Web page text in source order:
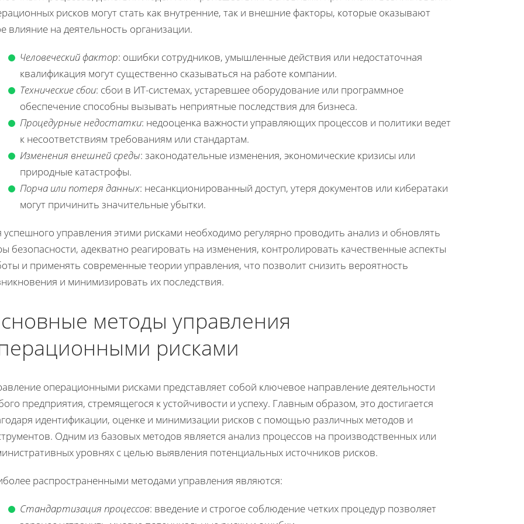
рисков могут стать как внутренние, так и внешние факторы, которые оказывают
влияние на деятельность организации.
Человеческий фактор: ошибки сотрудников, умышленные действия или недостаточная
квалификация могут существенно сказываться на работе компании.
Технические сбои: сбои в ИТ-системах, устаревшее оборудование или программное
обеспечение способны вызывать неприятные последствия для бизнеса.
Процедурные недостатки: недооценка важности управляющих процессов и политики ведет
к несоответствиям требованиям или стандартам.
Изменения внешней среды: законодательные изменения, экономические кризисы или
природные катастрофы.
Порча или потеря данных: несанкционированный доступ, утеря документов или кибератаки
могут причинить значительные убытки.
успешного управления этими рисками необходимо регулярно проводить анализ и обновлять
безопасности, адекватно реагировать на изменения, контролировать качественные аспекты
и применять современные теории управления, что позволит снизить вероятность
и минимизировать их последствия.
методы управления
рисками
операционными рисками представляет собой ключевое направление деятельности
предприятия, стремящегося к устойчивости и успеху. Главным образом, это достигается
идентификации, оценке и минимизации рисков с помощью различных методов и
Одним из базовых методов является анализ процессов на производственных или
уровнях с целью выявления потенциальных источников рисков.
распространенными методами управления являются:
Стандартизация процессов: введение и строгое соблюдение четких процедур позволяет